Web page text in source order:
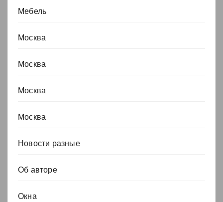
Мебель
Москва
Москва
Москва
Москва
Новости разные
Об авторе
Окна